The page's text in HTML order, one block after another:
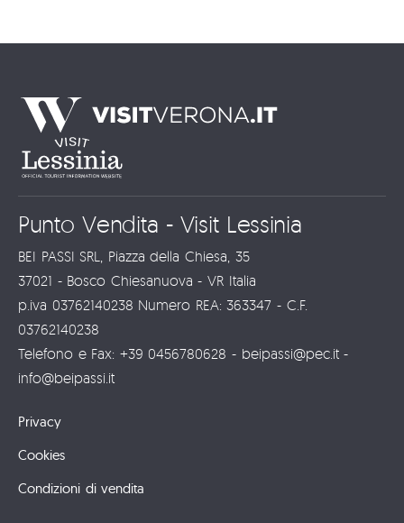
Punto Vendita - Visit Lessinia
BEI PASSI SRL, Piazza della Chiesa, 35
37021 - Bosco Chiesanuova - VR Italia
p.iva 03762140238 Numero REA: 363347 - C.F.
03762140238
Telefono e Fax: +39 0456780628 - beipassi@pec.it -
info@beipassi.it
Privacy
Cookies
Condizioni di vendita